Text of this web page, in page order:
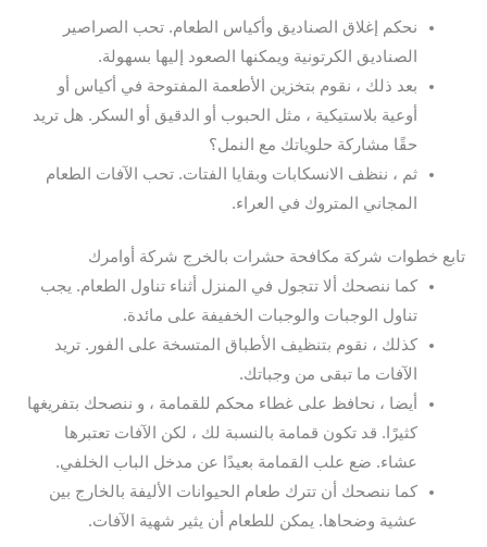
نحكم إغلاق الصناديق وأكياس الطعام. تحب الصراصير
الصناديق الكرتونية ويمكنها الصعود إليها بسهولة.
بعد ذلك ، نقوم بتخزين الأطعمة المفتوحة في أكياس أو
أوعية بلاستيكية ، مثل الحبوب أو الدقيق أو السكر. هل تريد
حقًا مشاركة حلوياتك مع النمل؟
ثم ، ننظف الانسكابات وبقايا الفتات. تحب الآفات الطعام
المجاني المتروك في العراء.
تابع خطوات شركة مكافحة حشرات بالخرج شركة أوامرك
كما ننصحك ألا تتجول في المنزل أثناء تناول الطعام. يجب
تناول الوجبات والوجبات الخفيفة على مائدة.
كذلك ، نقوم بتنظيف الأطباق المتسخة على الفور. تريد
الآفات ما تبقى من وجباتك.
أيضا ، نحافظ على غطاء محكم للقمامة ، و ننصحك بتفريغها
كثيرًا. قد تكون قمامة بالنسبة لك ، لكن الآفات تعتبرها
عشاء. ضع علب القمامة بعيدًا عن مدخل الباب الخلفي.
كما ننصحك أن تترك طعام الحيوانات الأليفة بالخارج بين
عشية وضحاها. يمكن للطعام أن يثير شهية الآفات.